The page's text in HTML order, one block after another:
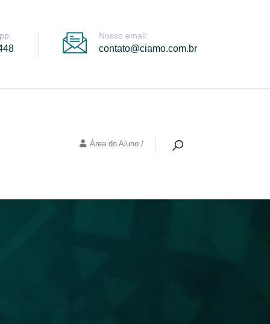
Nosso email:
contato@ciamo.com.br
Área do Aluno /